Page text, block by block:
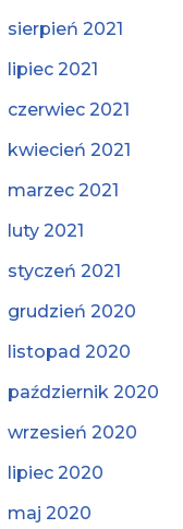
sierpień 2021
lipiec 2021
czerwiec 2021
kwiecień 2021
marzec 2021
luty 2021
styczeń 2021
grudzień 2020
listopad 2020
październik 2020
wrzesień 2020
lipiec 2020
maj 2020